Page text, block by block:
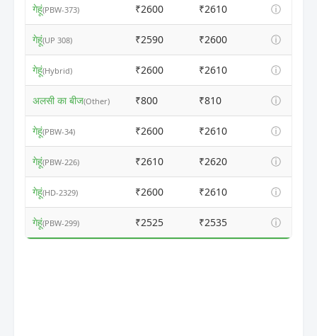
गेहूं(PBW-373) ₹2600 ₹2610 ⓘ
गेहूं(UP 308) ₹2590 ₹2600 ⓘ
गेहूं(Hybrid) ₹2600 ₹2610 ⓘ
अलसी का बीज(Other) ₹800 ₹810 ⓘ
गेहूं(PBW-34) ₹2600 ₹2610 ⓘ
गेहूं(PBW-226) ₹2610 ₹2620 ⓘ
गेहूं(HD-2329) ₹2600 ₹2610 ⓘ
गेहूं(PBW-299) ₹2525 ₹2535 ⓘ